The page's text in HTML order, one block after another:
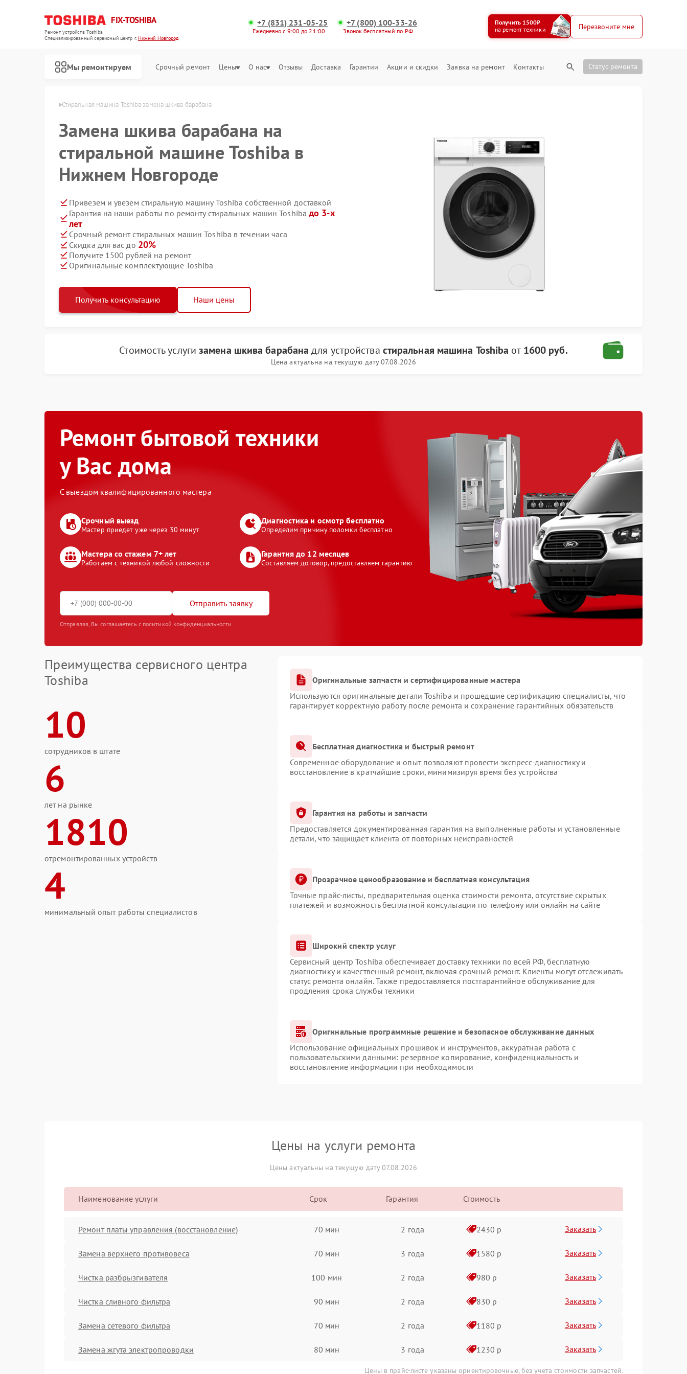
FIX-TOSHIBA
Ремонт устройств Toshiba
Специализированный cервисный центр г.Нижний Новгород
+7 (831) 231-05-25
Ежедневно с 9:00 до 21:00
+7 (800) 100-33-26
Звонок бесплатный по РФ
Получить 1500₽
на ремонт техники
Перезвоните мне
Мы ремонтируем Срочный ремонт Цены О нас Отзывы Доставка Гарантии Акции и скидки Заявка на ремонт Контакты Статус ремонта
Стиральная машина Toshiba замена шкива барабана
Замена шкива барабана на
стиральной машине Toshiba в
Нижнем Новгороде
Привезем и увезем стиральную машину Toshiba собственной доставкой
Гарантия на наши работы по ремонту стиральных машин Toshiba до 3-х
лет
Срочный ремонт стиральных машин Toshiba в течении часа
Скидка для вас до 20%
Получите 1500 рублей на ремонт
Оригинальные комплектующие Toshiba
Получить консультацию Наши цены
Стоимость услугизамена шкива барабана для устройства стиральная машина Toshiba от 1600 руб.
Цена актуальна на текущую дату 07.08.2026
Ремонт бытовой техники
у Вас дома
С выездом квалифицированного мастера
Срочный выезд
Мастер приедет уже через 30 минут
Диагностика и осмотр бесплатно
Определим причину поломки бесплатно
Мастера со стажем 7+ лет
Работаем с техникой любой сложности
Гарантия до 12 месяцев
Составляем договор, предоставляем гарантию
Отправить заявку
Отправляя, Вы соглашаетесь с политикой конфиденциальности
Преимущества сервисного центра
Toshiba
10
сотрудников в штате
6
лет на рынке
1810
отремонтированных устройств
4
минимальный опыт работы специалистов
Оригинальные запчасти и сертифицированные мастера
Используются оригинальные детали Toshiba и прошедшие сертификацию специалисты, что
гарантирует корректную работу после ремонта и сохранение гарантийных обязательств
Бесплатная диагностика и быстрый ремонт
Современное оборудование и опыт позволяют провести экспресс-диагностику и
восстановление в кратчайшие сроки, минимизируя время без устройства
Гарантия на работы и запчасти
Предоставляется документированная гарантия на выполненные работы и установленные
детали, что защищает клиента от повторных неисправностей
Прозрачное ценообразование и бесплатная консультация
Точные прайс-листы, предварительная оценка стоимости ремонта, отсутствие скрытых
платежей и возможность бесплатной консультации по телефону или онлайн на сайте
Широкий спектр услуг
Сервисный центр Toshiba обеспечивает доставку техники по всей РФ, бесплатную
диагностику и качественный ремонт, включая срочный ремонт. Клиенты могут отслеживать
статус ремонта онлайн. Также предоставляется постгарантийное обслуживание для
продления срока службы техники
Оригинальные программные решение и безопасное обслуживание данных
Использование официальных прошивок и инструментов, аккуратная работа с
пользовательскими данными: резервное копирование, конфиденциальность и
восстановление информации при необходимости
Цены на услуги ремонта
Цены актуальны на текущую дату 07.08.2026
Наименование услуги Срок Гарантия Стоимость
Ремонт платы управления (восстановление) 70 мин 2 года 2430 р Заказать
Замена верхнего противовеса 70 мин 3 года 1580 р Заказать
Чистка разбрызгивателя 100 мин 2 года 980 р Заказать
Чистка сливного фильтра 90 мин 2 года 830 р Заказать
Замена сетевого фильтра 70 мин 2 года 1180 р Заказать
Замена жгута электропроводки 80 мин 3 года 1230 р Заказать
Цены в прайс-листе указаны ориентировочные, без учета стоимости запчастей.